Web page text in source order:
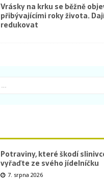
Vrásky na krku se běžně
přibývajícími roky života.
redukovat
Potraviny, které škodí
vyřaďte ze svého jídelníčku
7. srpna 2026